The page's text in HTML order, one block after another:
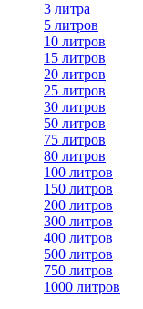
3 литра
5 литров
10 литров
15 литров
20 литров
25 литров
30 литров
50 литров
75 литров
80 литров
100 литров
150 литров
200 литров
300 литров
400 литров
500 литров
750 литров
1000 литров